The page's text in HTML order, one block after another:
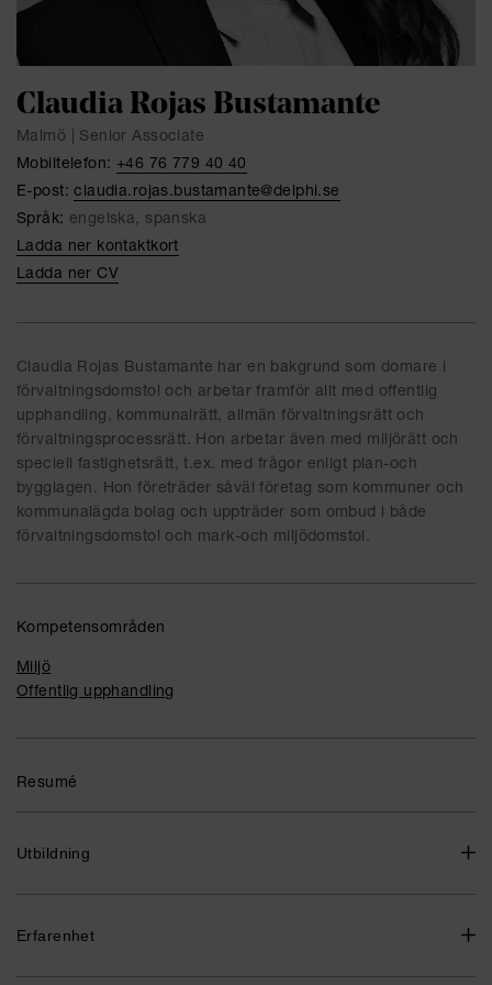
Claudia Rojas Bustamante
Malmö | Senior Associate
Mobiltelefon: +46 76 779 40 40
E-post:claudia.rojas.bustamante@delphi.se
Språk: engelska, spanska
Ladda ner kontaktkort
Ladda ner CV
Claudia Rojas Bustamante har en bakgrund som domare i
förvaltningsdomstol och arbetar framför allt med offentlig
upphandling, kommunalrätt, allmän förvaltningsrätt och
förvaltningsprocessrätt. Hon arbetar även med miljörätt och
speciell fastighetsrätt, t.ex. med frågor enligt plan-och
bygglagen. Hon företräder såväl företag som kommuner och
kommunalägda bolag och uppträder som ombud i både
förvaltningsdomstol och mark-och miljödomstol.
Kompetensområden
Miljö
Offentlig upphandling
Resumé
Utbildning
Erfarenhet